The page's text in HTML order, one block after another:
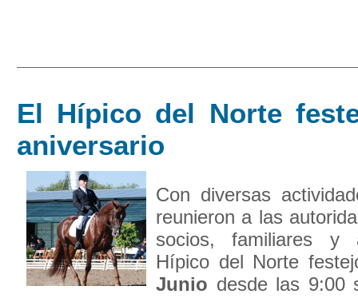
El Hípico del Norte
aniversario
Con diversas
reunieron a las
socios, familiares y
Hípico del Norte
Junio desde las 9:00